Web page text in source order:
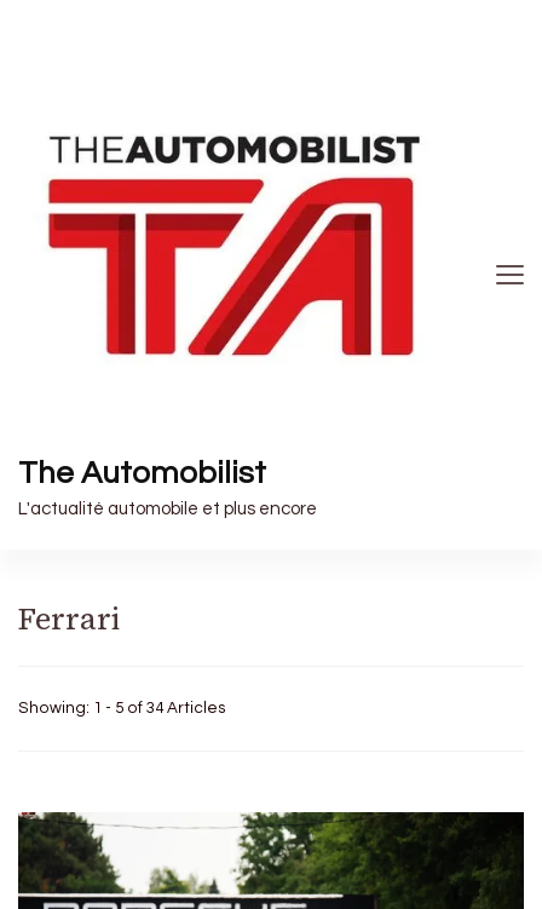
The Automobilist
L'actualité automobile et plus encore
Ferrari
Showing: 1 - 5 of 34 Articles